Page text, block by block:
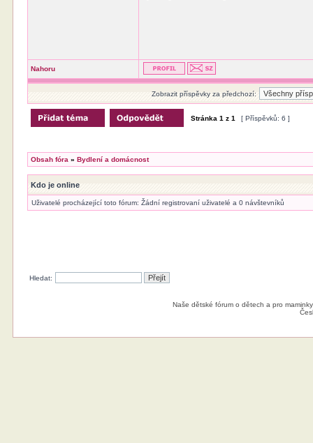
Nahoru
Zobrazit příspěvky za předchozí:
Stránka1 z1 [ Příspěvků: 6 ]
Obsah fóra »Bydlení a domácnost
Kdo je online
Uživatelé procházející toto fórum: Žádní registrovaní uživatelé a 0 návštevníků
Hledat:
Naše dětské fórum o dětech a pro